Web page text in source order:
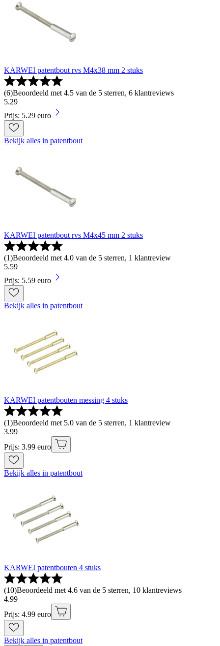
KARWEI patentbout rvs M4x38 mm 2 stuks
(6)Beoordeeld met 4.5 van de 5 sterren, 6 klantreviews
5.29
Prijs: 5.29 euro
Bekijk alles in patentbout
KARWEI patentbout rvs M4x45 mm 2 stuks
(1)Beoordeeld met 4.0 van de 5 sterren, 1 klantreview
5.59
Prijs: 5.59 euro
Bekijk alles in patentbout
KARWEI patentbouten messing 4 stuks
(1)Beoordeeld met 5.0 van de 5 sterren, 1 klantreview
3.99
Prijs: 3.99 euro
Bekijk alles in patentbout
KARWEI patentbouten 4 stuks
(10)Beoordeeld met 4.6 van de 5 sterren, 10 klantreviews
4.99
Prijs: 4.99 euro
Bekijk alles in patentbout